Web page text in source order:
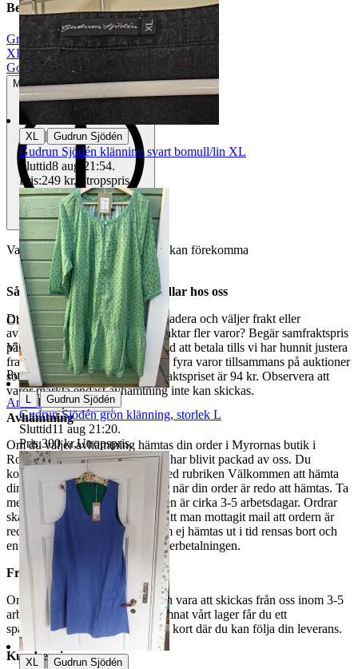
Beskrivning
Grön
XL|
Gott använt skick
Mindre tecken på användning
Varan är begagnad och defekter kan förekomma
Så här går det till när du handlar hos oss
Du betalar din order direkt på Tradera och väljer frakt eller
avhämtning. Vill du att vi samfraktar fler varor? Begär samfraktspris
på din Traderasida och vänta med att betala tills vi har hunnit justera
fraktpriset. Vi samfraktar upp till fyra varor tillsammans på auktioner
som avslutas samma dag. Samfraktspriset är 94 kr. Observera att
varor märkta endast avhämtning inte kan skickas.
Avhämtning
Om du väljer avhämtning hämtas din order i Myrornas butik i
Ropsten, Kolargatan 2 efter den har blivit packad av oss. Du
kommer att få ett separat mail med rubriken Välkommen att hämta
din order på Myrorna i Ropsten! när din order är redo att hämtas. Ta
med legitimation. Hanteringstiden är cirka 3-5 arbetsdagar. Ordrar
ska hämtas senast 7 dagar efter att man mottagit mail att ordern är
redo för avhämtning. Ordrar som ej hämtas ut i tid rensas bort och
en avgift på 84 kr dras av från återbetalningen.
Frakt
Om du har valt frakt kommer din vara att skickas från oss inom 3-5
arbetsdagar. När din vara har lämnat vårt lager får du ett
spårningsnummer av DSV inom kort där du kan följa din leverans.
Kundservice
Objektnr
730 668 221
Visningar 227
Publicerad 8 maj 20:50
Anmäl Sälj liknande
XL | Gudrun Sjödén
Gudrun Sjödén klänning svart bomull/lin XL
Sluttid8 aug 21:54.
Pris:249 kr, Utropspris.
| Gudrun Sjödén
Gudrun Sjödén grön klänning, storlek L
Sluttid11 aug 21:20.
Pris:300 kr,Utropspris.
XL | Gudrun Sjödén